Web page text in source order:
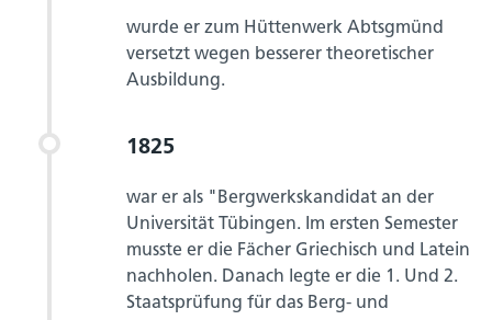
wurde er zum Hüttenwerk Abtsgmünd
versetzt wegen besserer theoretischer
Ausbildung.
1825
war er als "Bergwerkskandidat an der
Universität Tübingen. Im ersten Semester
musste er die Fächer Griechisch und Latein
nachholen. Danach legte er die 1. Und 2.
Staatsprüfung für das Berg- und